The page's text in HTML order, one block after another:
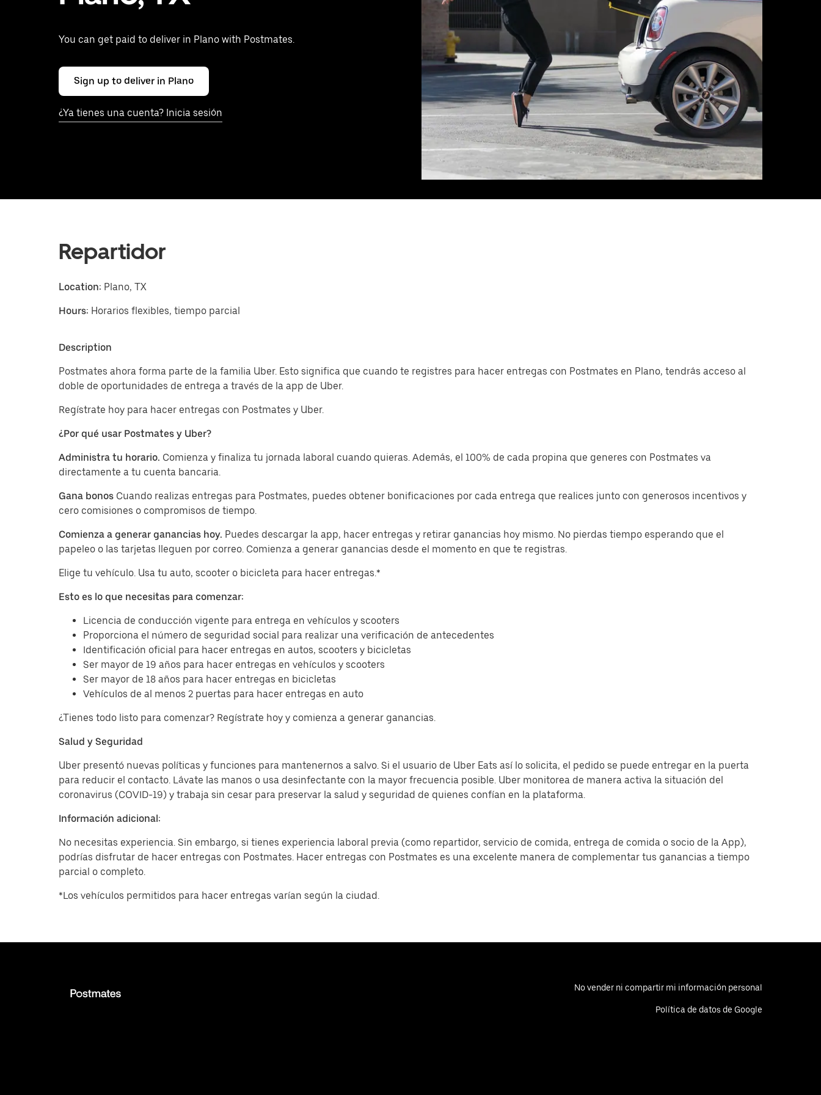
You can get paid to deliver in Plano with Postmates.
Sign up to deliver in Plano
¿Ya tienes una cuenta? Inicia sesión
Repartidor
Location: Plano, TX
Hours: Horarios flexibles, tiempo parcial
Description
Postmates ahora forma parte de la familia Uber. Esto significa que cuando te registres para hacer entregas con Postmates en Plano, tendrás acceso al
doble de oportunidades de entrega a través de la app de Uber.
Regístrate hoy para hacer entregas con Postmates y Uber.
¿Por qué usar Postmates y Uber?
Administra tu horario. Comienza y finaliza tu jornada laboral cuando quieras. Además, el 100% de cada propina que generes con Postmates va
directamente a tu cuenta bancaria.
Gana bonos Cuando realizas entregas para Postmates, puedes obtener bonificaciones por cada entrega que realices junto con generosos incentivos y
cero comisiones o compromisos de tiempo.
Comienza a generar ganancias hoy. Puedes descargar la app, hacer entregas y retirar ganancias hoy mismo. No pierdas tiempo esperando que el
papeleo o las tarjetas lleguen por correo. Comienza a generar ganancias desde el momento en que te registras.
Elige tu vehículo. Usa tu auto, scooter o bicicleta para hacer entregas.*
Esto es lo que necesitas para comenzar:
Licencia de conducción vigente para entrega en vehículos y scooters
Proporciona el número de seguridad social para realizar una verificación de antecedentes
Identificación oficial para hacer entregas en autos, scooters y bicicletas
Ser mayor de 19 años para hacer entregas en vehículos y scooters
Ser mayor de 18 años para hacer entregas en bicicletas
Vehículos de al menos 2 puertas para hacer entregas en auto
¿Tienes todo listo para comenzar? Regístrate hoy y comienza a generar ganancias.
Salud y Seguridad
Uber presentó nuevas políticas y funciones para mantenernos a salvo. Si el usuario de Uber Eats así lo solicita, el pedido se puede entregar en la puerta
para reducir el contacto. Lávate las manos o usa desinfectante con la mayor frecuencia posible. Uber monitorea de manera activa la situación del
coronavirus (COVID-19) y trabaja sin cesar para preservar la salud y seguridad de quienes confían en la plataforma.
Información adicional:
No necesitas experiencia. Sin embargo, si tienes experiencia laboral previa (como repartidor, servicio de comida, entrega de comida o socio de la App),
podrías disfrutar de hacer entregas con Postmates. Hacer entregas con Postmates es una excelente manera de complementar tus ganancias a tiempo
parcial o completo.
*Los vehículos permitidos para hacer entregas varían según la ciudad.
No vender ni compartir mi información personal
Política de datos de Google